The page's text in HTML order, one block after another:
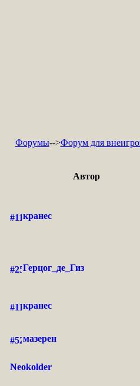
Форумы-->Форум для
Автор
кранес
Герцог_де_Гиз
кранес
мазерен
Neokolder